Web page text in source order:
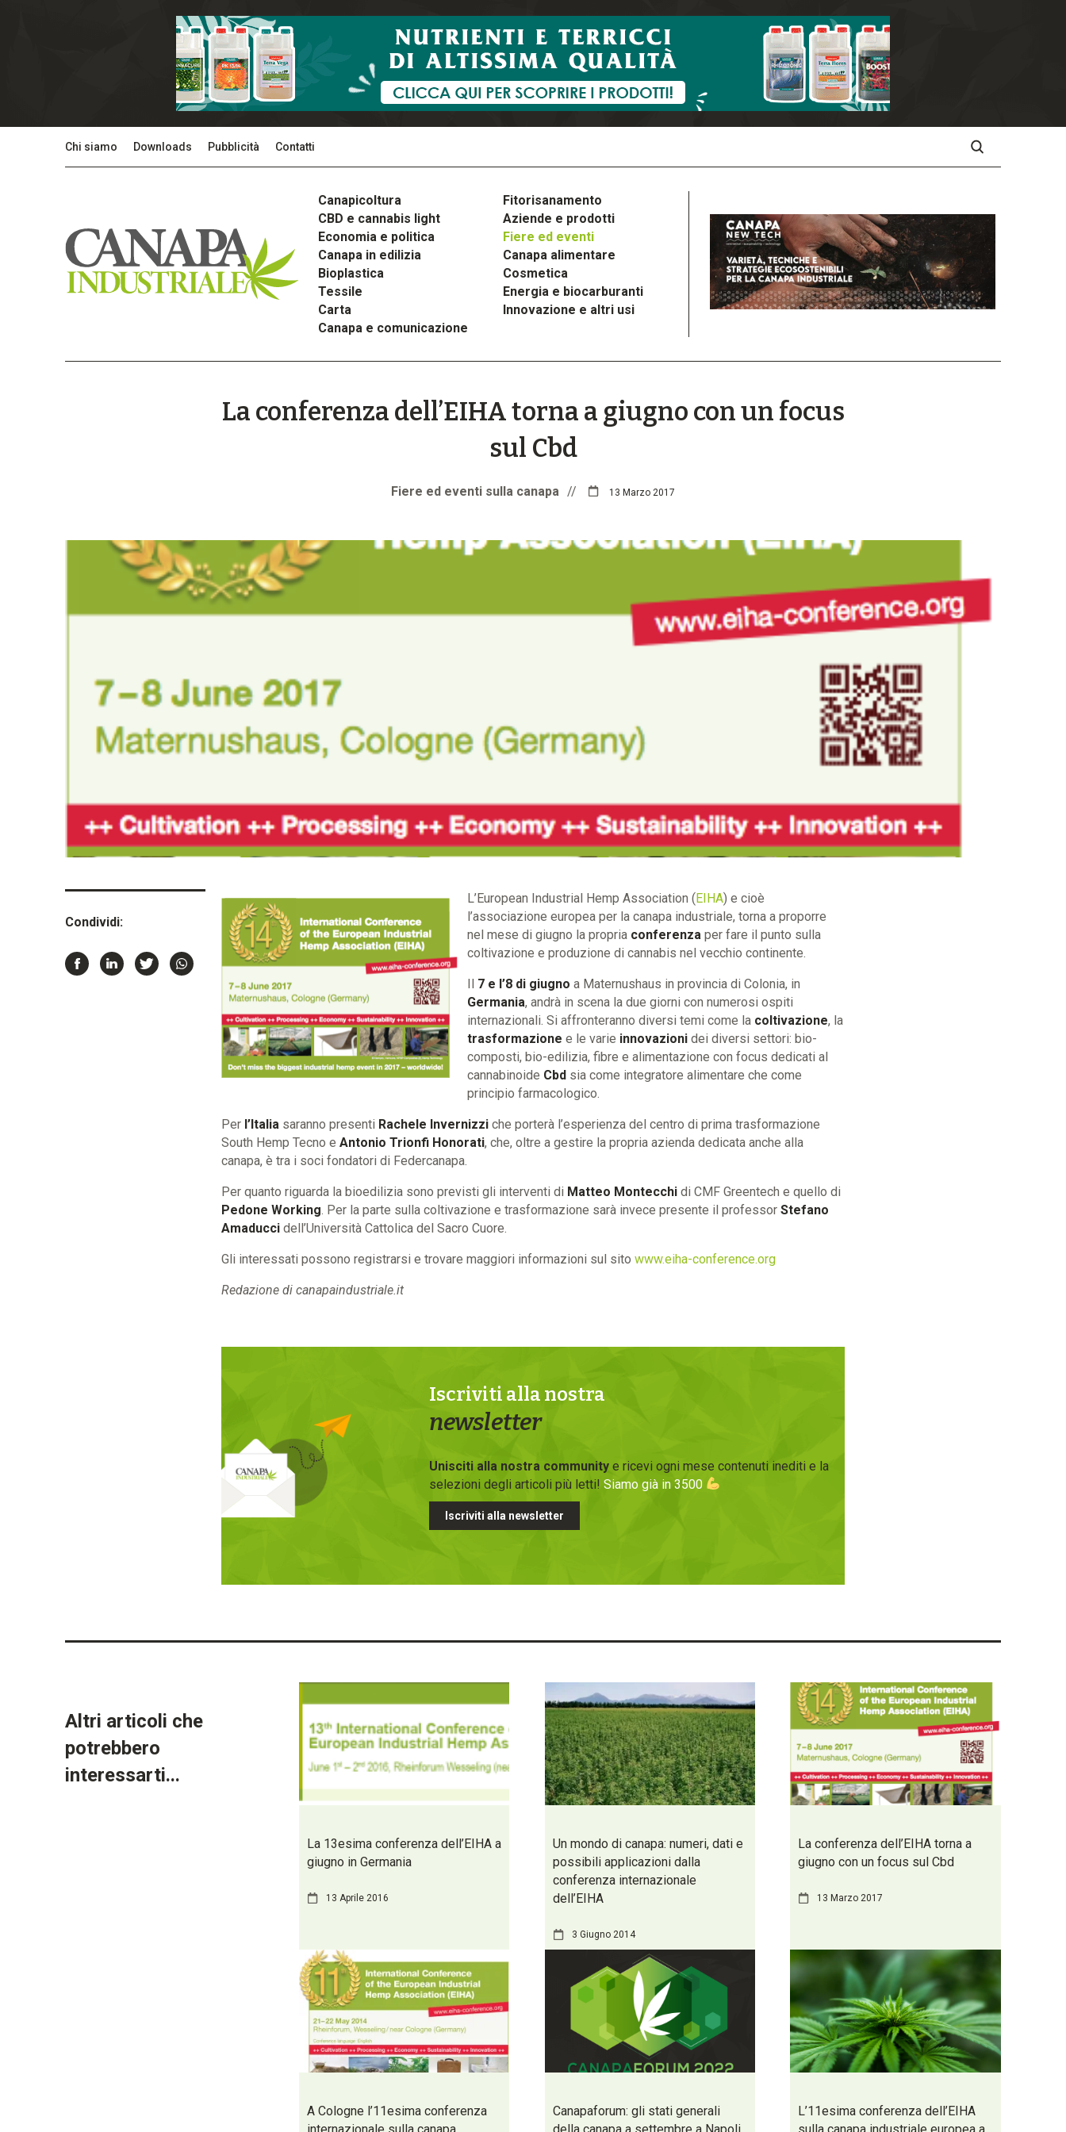
Chi siamo Downloads Pubblicità Contatti
Canapicoltura
Fitorisanamento
CBD e cannabis light
Aziende e prodotti
Economia e politica
Fiere ed eventi
Canapa in edilizia
Canapa alimentare
Bioplastica
Cosmetica
Tessile
Energia e biocarburanti
Carta
Innovazione e altri usi
Canapa e comunicazione
La conferenza dell’EIHA torna a giugno con un focus
sul Cbd
Fiere ed eventi sulla canapa // 13 Marzo 2017
Condividi:
L’European Industrial Hemp Association (EIHA) e cioè
l’associazione europea per la canapa industriale, torna a proporre
nel mese di giugno la propria conferenzaper fare il punto sulla
coltivazione e produzione di cannabis nel vecchio continente.
Il 7 e l’8 di giugno a Maternushaus in provincia di Colonia, in
Germania, andrà in scena la due giorni con numerosi ospiti
internazionali. Si affronteranno diversi temi come la coltivazione, la
trasformazione e le varie innovazionidei diversi settori: bio-
composti, bio-edilizia, fibre e alimentazione con focus dedicati al
cannabinoide Cbdsia come integratore alimentare che come
principio farmacologico.
Per l’Italiasaranno presenti Rachele Invernizziche porterà l’esperienza del centro di prima trasformazione
South Hemp Tecno e Antonio Trionfi Honorati, che, oltre a gestire la propria azienda dedicata anche alla
canapa, è tra i soci fondatori di Federcanapa.
Per quanto riguarda la bioedilizia sono previsti gli interventi di Matteo Montecchidi CMF Greentech e quello di
Pedone Working. Per la parte sulla coltivazione e trasformazione sarà invece presente il professor Stefano
Amaduccidell’Università Cattolica del Sacro Cuore.
Gli interessati possono registrarsi e trovare maggiori informazioni sul sito www.eiha-conference.org
Redazione di canapaindustriale.it
Iscriviti alla nostra
newsletter
Unisciti alla nostra communitye ricevi ogni mese contenuti inediti e la
selezioni degli articoli più letti! Siamo già in 3500
Iscriviti alla newsletter
Altri articoli che
potrebbero
interessarti...
La 13esima conferenza dell’EIHA a
giugno in Germania
13 Aprile 2016
Un mondo di canapa: numeri, dati e
possibili applicazioni dalla
conferenza internazionale
dell’EIHA
3 Giugno 2014
La conferenza dell’EIHA torna a
giugno con un focus sul Cbd
13 Marzo 2017
A Cologne l’11esima conferenza
Canapaforum: gli stati generali
L’11esima conferenza dell’EIHA